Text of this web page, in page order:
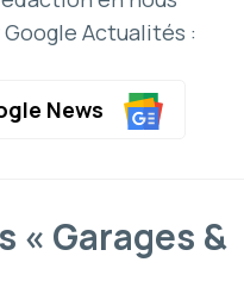
Actualités :
News
« Garages &